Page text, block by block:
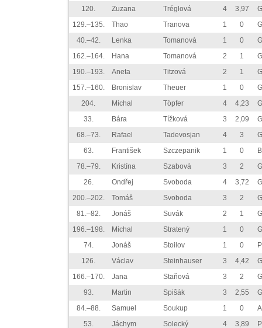
120.
Zuzana Tréglová 4 3,97
129.–135.
Thao Tranova 1 0
40.–42.
Lenka Tomanová 1 0
162.–164.
Hana Tomanová 2 1
190.–193.
Aneta Titzová 2 1
157.–160.
Bronislav Theuer 1 0
204.
Michal Töpfer 4 4,23
33.
Bára Tížková 3 2,09
68.–73.
Rafael Tadevosjan 4 3
63.
František Szczepanik 1 0
78.–79.
Kristína Szabová 3 2
26.
Ondřej Svoboda 4 3,72
200.–202.
Tomáš Svoboda 3 2
81.–82.
Jonáš Suvák 2 1
196.–198.
Michal Stratený 1 0
74.
Jonáš Stoilov 1 0
126.
Václav Steinhauser 3 4,42
166.–170.
Jana Staňová 3 2
93.
Martin Spišák 3 2,55
84.–88.
Samuel Soukup 1 0
53.
Jáchym Solecký 4 3,89